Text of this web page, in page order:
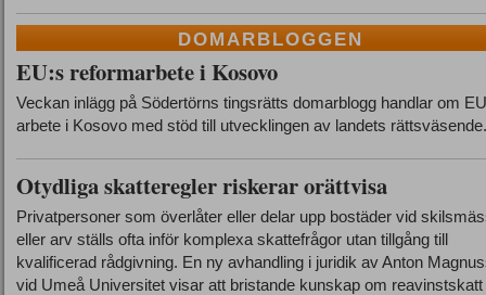
DOMARBLOGGEN
EU:s reformarbete i Kosovo
Veckan inlägg på Södertörns tingsrätts domarblogg handlar om
arbete i Kosovo med stöd till utvecklingen av landets rättsväsende.
Otydliga skatteregler riskerar orättvisa
Privatpersoner som överlåter eller delar upp bostäder vid
eller arv ställs ofta inför komplexa skattefrågor utan tillgång till
kvalificerad rådgivning. En ny avhandling i juridik av Anton
vid Umeå Universitet visar att bristande kunskap om reavinstskatt